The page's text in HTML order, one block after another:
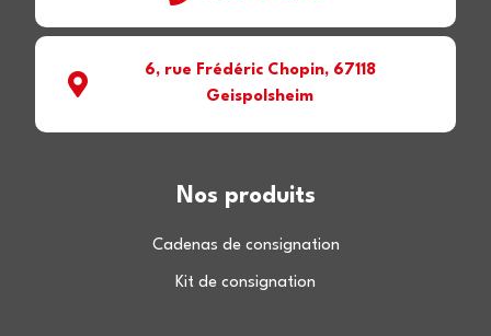
Nos produits
Cadenas de consignation
Kit de consignation
6, rue Frédéric Chopin, 67118
Geispolsheim